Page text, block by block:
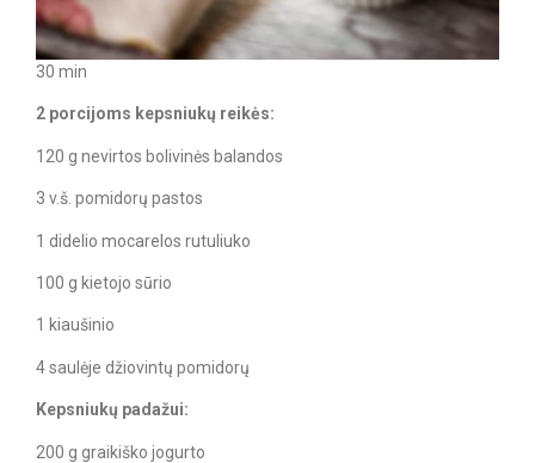
30 min
2 porcijoms kepsniukų reikės:
120 g nevirtos bolivinės balandos
3 v.š. pomidorų pastos
1 didelio mocarelos rutuliuko
100 g kietojo sūrio
1 kiaušinio
4 saulėje džiovintų pomidorų
Kepsniukų padažui:
200 g graikiško jogurto